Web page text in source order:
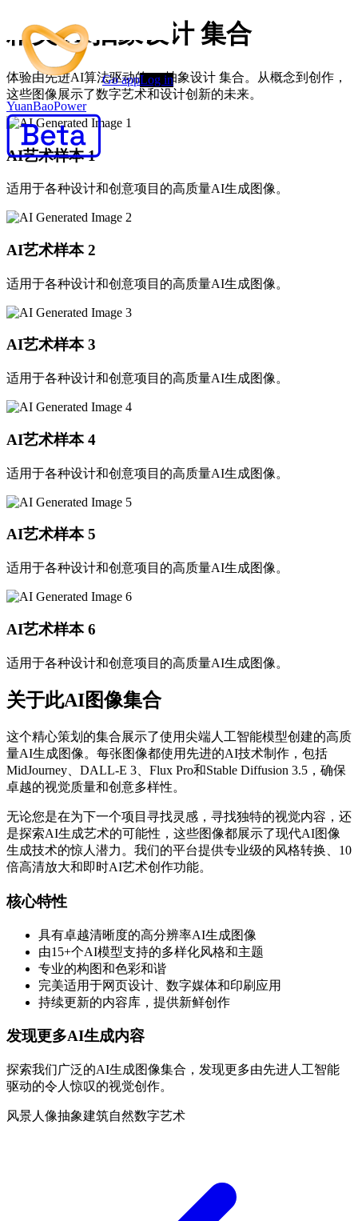
YuanBaoPower
Go appLog in
精美 AI抽象设计 集合
体验由先进AI算法驱动的 AI抽象设计 集合。从概念到创作，
这些图像展示了数字艺术和设计创新的未来。
AI艺术样本 1
适用于各种设计和创意项目的高质量AI生成图像。
AI艺术样本 2
适用于各种设计和创意项目的高质量AI生成图像。
AI艺术样本 3
适用于各种设计和创意项目的高质量AI生成图像。
AI艺术样本 4
适用于各种设计和创意项目的高质量AI生成图像。
AI艺术样本 5
适用于各种设计和创意项目的高质量AI生成图像。
AI艺术样本 6
适用于各种设计和创意项目的高质量AI生成图像。
关于此AI图像集合
这个精心策划的集合展示了使用尖端人工智能模型创建的高质
量AI生成图像。每张图像都使用先进的AI技术制作，包括
MidJourney、DALL-E 3、Flux Pro和Stable Diffusion 3.5，确保
卓越的视觉质量和创意多样性。
无论您是在为下一个项目寻找灵感，寻找独特的视觉内容，还
是探索AI生成艺术的可能性，这些图像都展示了现代AI图像
生成技术的惊人潜力。我们的平台提供专业级的风格转换、10
倍高清放大和即时AI艺术创作功能。
核心特性
具有卓越清晰度的高分辨率AI生成图像
由15+个AI模型支持的多样化风格和主题
专业的构图和色彩和谐
完美适用于网页设计、数字媒体和印刷应用
持续更新的内容库，提供新鲜创作
发现更多AI生成内容
探索我们广泛的AI生成图像集合，发现更多由先进人工智能
驱动的令人惊叹的视觉创作。
风景人像抽象建筑自然数字艺术